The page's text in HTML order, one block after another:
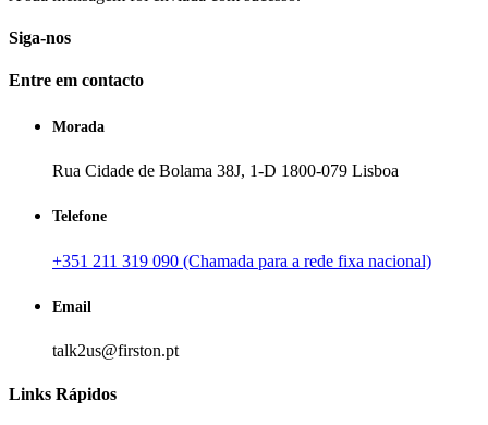
Siga-nos
Entre em contacto
Morada
Rua Cidade de Bolama 38J, 1-D 1800-079 Lisboa
Telefone
+351 211 319 090 (Chamada para a rede fixa nacional)
Email
talk2us@firston.pt
Links Rápidos